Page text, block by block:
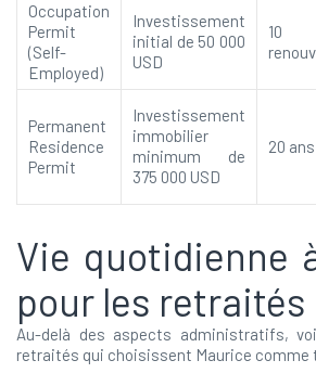
Occupation
Permit
(Self-
Employed)
Investissement
initial de 50 000
USD
10
Permanent
Residence
Permit
Investissement
immobilier
minimum de
375 000 USD
20 ans
Vie quotidienne
pour les retraités
Au-delà des aspects administratifs,
retraités qui choisissent Maurice comme